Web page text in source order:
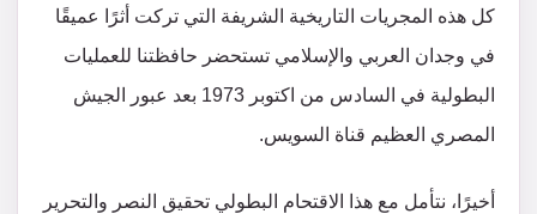
كل هذه المجريات التاريخية الشريفة التي تركت أثرًا عميقًا
في وجدان العربي والإسلامي تستحضر حافظتنا للعمليات
البطولية في السادس من اكتوبر 1973 بعد عبور الجيش
المصري العظيم قناة السويس.
أخيرًا، نتأمل مع هذا الاقتحام البطولي تحقيق النصر والتحرير